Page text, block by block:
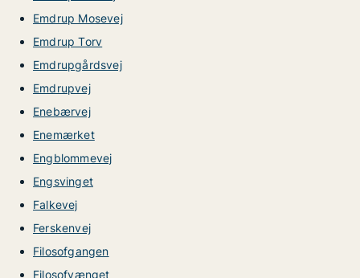
Emdrup Mosevej
Emdrup Torv
Emdrupgårdsvej
Emdrupvej
Enebærvej
Enemærket
Engblommevej
Engsvinget
Falkevej
Ferskenvej
Filosofgangen
Filosofvænget